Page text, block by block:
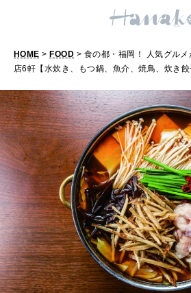
[12星座別] Monthly Love
算命学がわかる今月の
自分にやさしく
LEARN
MAMA
ママもいろいろ
わたしができること
CULTURE
自分を耕す
HOME > FOOD > 食の都・福岡！ 人気グル
店6軒【水炊き、もつ鍋、魚介、焼鳥、炊き餃